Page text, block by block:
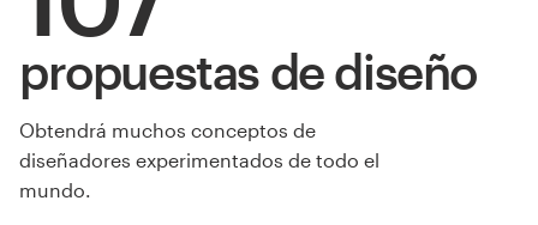
propuestas de diseño
Obtendrá muchos conceptos de
diseñadores experimentados de todo el
mundo.